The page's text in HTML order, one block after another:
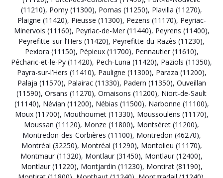
(11210), Pomy (11300), Pomas (11250), Plavilla (11270),
Plaigne (11420), Pieusse (11300), Pezens (11170), Peyriac-
Minervois (11160), Peyriac-de-Mer (11440), Peyrens (11400),
Peyrefitte-sur-l’Hers (11420), Peyrefitte-du-Razès (11230),
Pexiora (11150), Pépieux (11700), Pennautier (11610),
Pécharic-et-le-Py (11420), Pech-Luna (11420), Paziols (11350),
Payra-sur-l’Hers (11410), Pauligne (11300), Paraza (11200),
Palaja (11570), Palairac (11330), Padern (11350), Ouveillan
(11590), Orsans (11270), Ornaisons (11200), Niort-de-Sault
(11140), Névian (11200), Nébias (11500), Narbonne (11100),
Moux (11700), Mouthoumet (11330), Moussoulens (11170),
Moussan (11120), Monze (11800), Montséret (11200),
Montredon-des-Corbières (11100), Montredon (46270),
Montréal (32250), Montréal (11290), Montolieu (11170),
Montmaur (11320), Montlaur (31450), Montlaur (12400),
Montlaur (11220), Montjardin (11230), Montirat (81190),